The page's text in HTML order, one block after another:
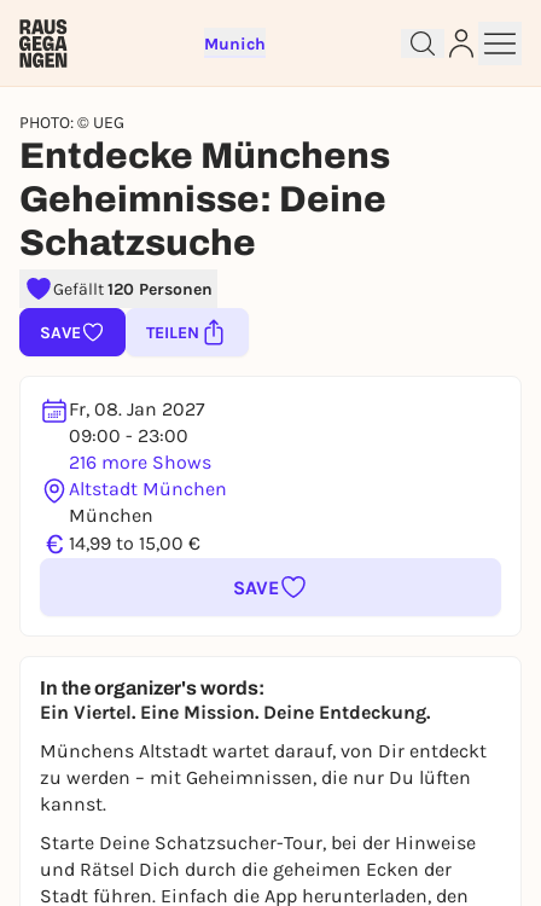
Munich
PHOTO: © UEG
Entdecke Münchens
Geheimnisse: Deine
Schatzsuche
Gefällt120 Personen
SAVE TEILEN
Fr, 08. Jan 2027
09:00 - 23:00
216 more Shows
Altstadt München
München
€ 14,99 to 15,00 €
SAVE
In the organizer's words:
Ein Viertel. Eine Mission. Deine Entdeckung.
Münchens Altstadt wartet darauf, von Dir entdeckt
zu werden – mit Geheimnissen, die nur Du lüften
kannst.
Starte Deine Schatzsucher-Tour, bei der Hinweise
und Rätsel Dich durch die geheimen Ecken der
Stadt führen. Einfach die App herunterladen, den
Sign up for free and get started
right away
lotteries, you need a free Rausgegangen account.
REGISTER FOR FREE NOW
You already have an account?